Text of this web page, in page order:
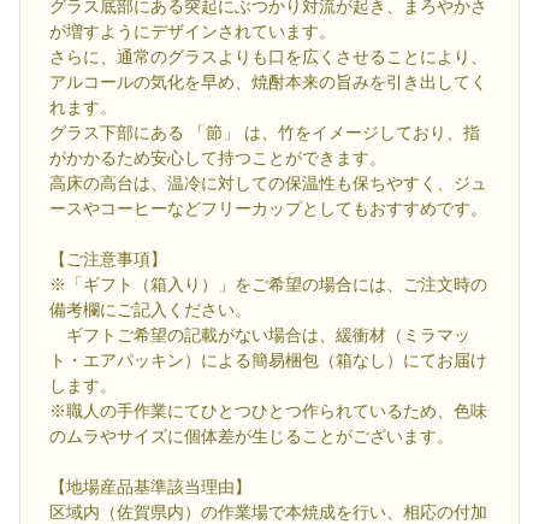
グラス底部にある突起にぶつかり対流が起き、まろやかさ
が増すようにデザインされています。
さらに、通常のグラスよりも口を広くさせることにより、
アルコールの気化を早め、焼酎本来の旨みを引き出してく
れます。
グラス下部にある 「節」 は、竹をイメージしており、指
がかかるため安心して持つことができます。
高床の高台は、温冷に対しての保温性も保ちやすく、ジュ
ースやコーヒーなどフリーカップとしてもおすすめです。
【ご注意事項】
※「ギフト（箱入り）」をご希望の場合には、ご注文時の
備考欄にご記入ください。
ギフトご希望の記載がない場合は、緩衝材（ミラマッ
ト・エアパッキン）による簡易梱包（箱なし）にてお届け
します。
※職人の手作業にてひとつひとつ作られているため、色味
のムラやサイズに個体差が生じることがございます。
【地場産品基準該当理由】
区域内（佐賀県内）の作業場で本焼成を行い、相応の付加